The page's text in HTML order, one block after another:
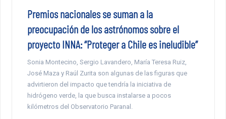
Premios nacionales se suman a la
preocupación de los astrónomos sobre el
proyecto INNA: “Proteger a Chile es ineludible”
Sonia Montecino, Sergio Lavandero, María Teresa Ruiz,
José Maza y Raúl Zurita son algunas de las figuras que
advirtieron del impacto que tendría la iniciativa de
hidrógeno verde, la que busca instalarse a pocos
kilómetros del Observatorio Paranal.